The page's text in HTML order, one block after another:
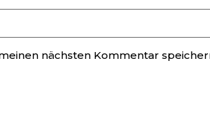
nächsten Kommentar